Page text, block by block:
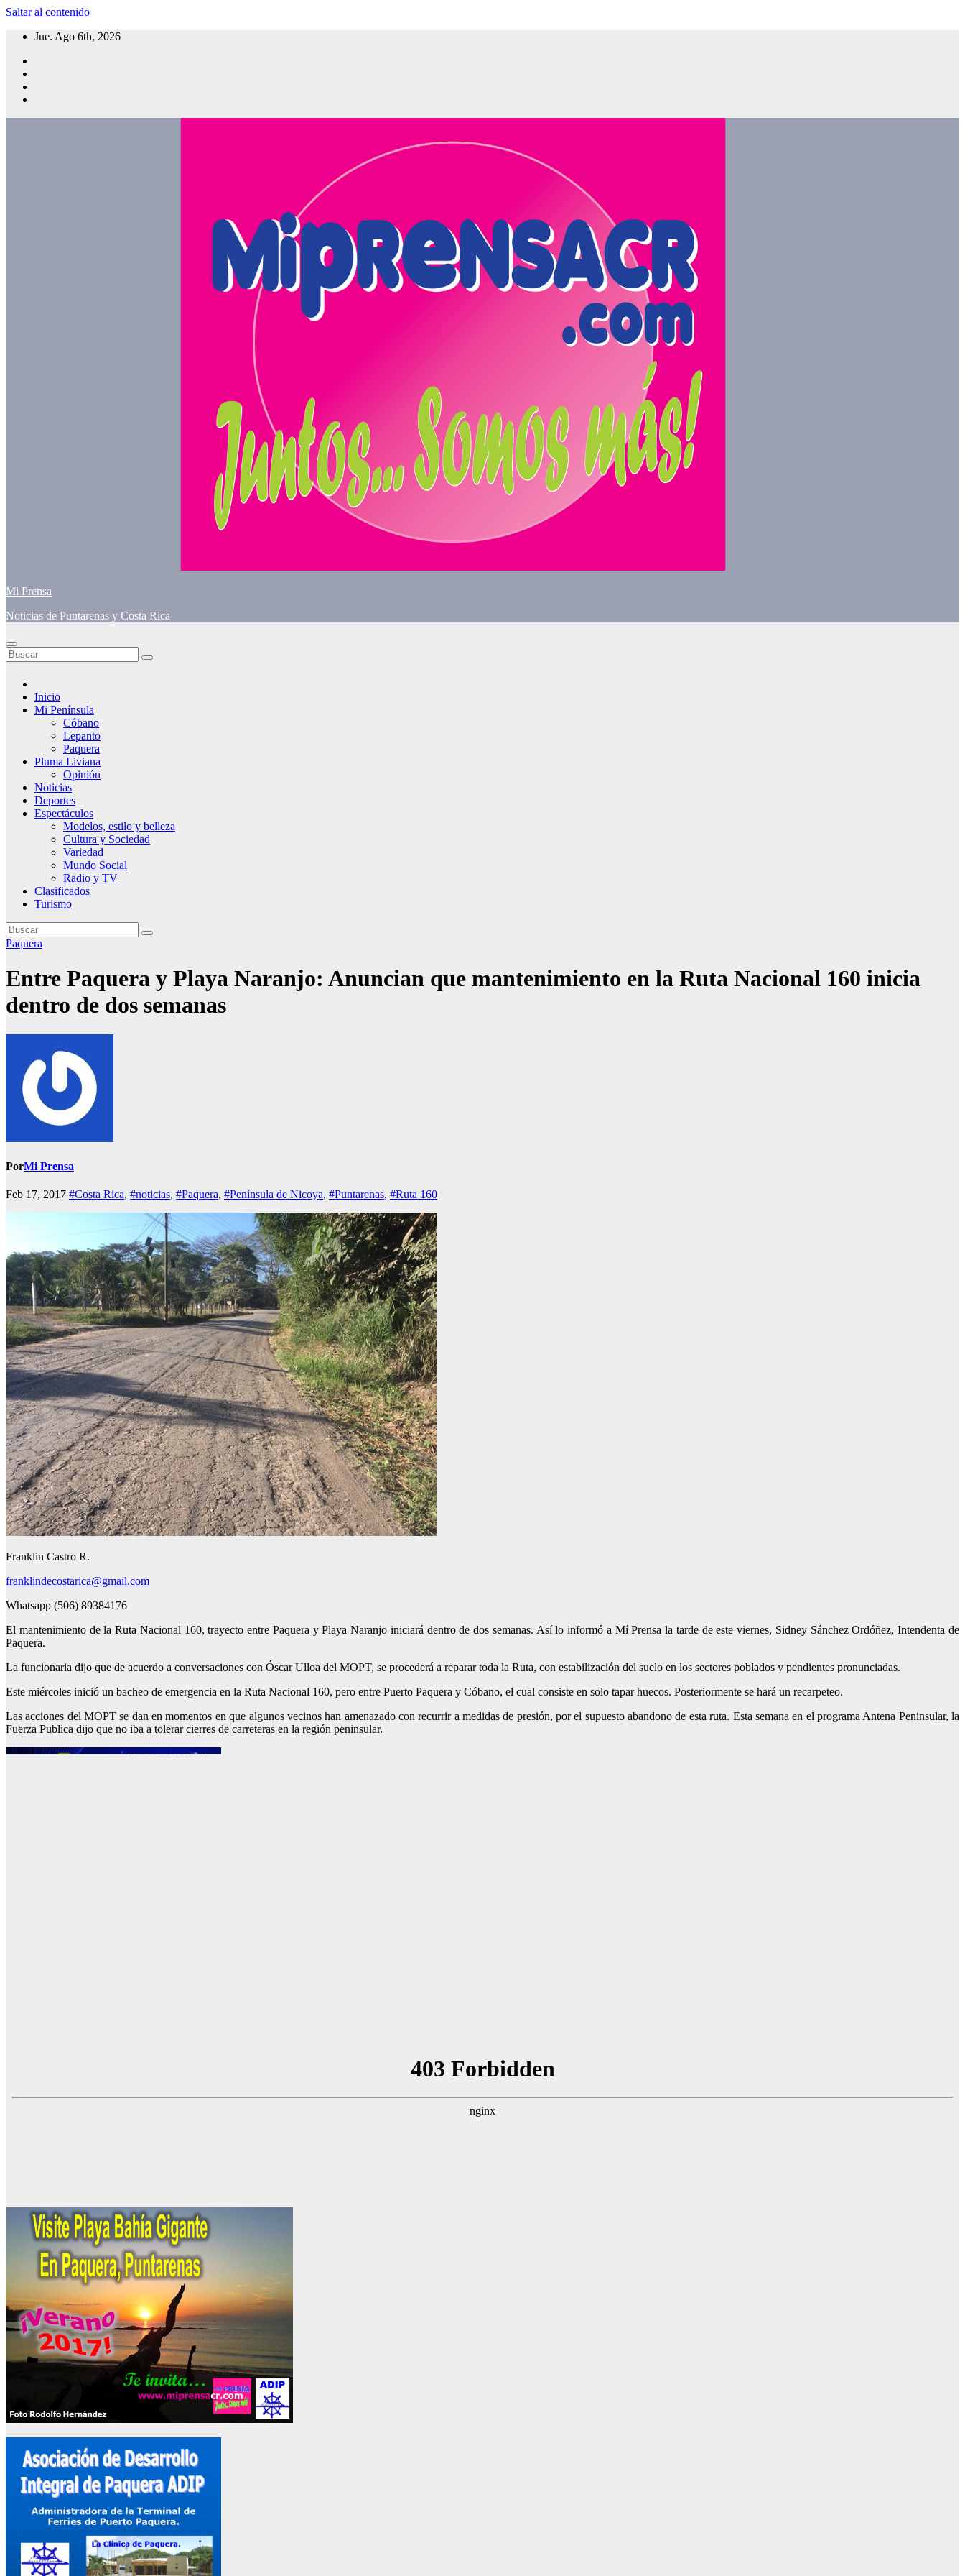
Saltar al contenido
Jue. Ago 6th, 2026
Mi Prensa
Noticias de Puntarenas y Costa Rica
Inicio
Mi Península
Cóbano
Lepanto
Paquera
Pluma Liviana
Opinión
Noticias
Deportes
Espectáculos
Modelos, estilo y belleza
Cultura y Sociedad
Variedad
Mundo Social
Radio y TV
Clasificados
Turismo
Paquera
Entre Paquera y Playa Naranjo: Anuncian que mantenimiento en la Ruta Nacional 160 inicia
dentro de dos semanas
PorMi Prensa
Feb 17, 2017 #Costa Rica, #noticias, #Paquera, #Península de Nicoya, #Puntarenas, #Ruta 160
Franklin Castro R.
franklindecostarica@gmail.com
Whatsapp (506) 89384176
El mantenimiento de la Ruta Nacional 160, trayecto entre Paquera y Playa Naranjo iniciará dentro de dos semanas. Así lo informó a Mí Prensa la tarde de este viernes, Sidney Sánchez Ordóñez, Intendenta de
Paquera.
La funcionaria dijo que de acuerdo a conversaciones con Óscar Ulloa del MOPT, se procederá a reparar toda la Ruta, con estabilización del suelo en los sectores poblados y pendientes pronunciadas.
Este miércoles inició un bacheo de emergencia en la Ruta Nacional 160, pero entre Puerto Paquera y Cóbano, el cual consiste en solo tapar huecos. Posteriormente se hará un recarpeteo.
Las acciones del MOPT se dan en momentos en que algunos vecinos han amenazado con recurrir a medidas de presión, por el supuesto abandono de esta ruta. Esta semana en el programa Antena Peninsular, la
Fuerza Publica dijo que no iba a tolerar cierres de carreteras en la región peninsular.